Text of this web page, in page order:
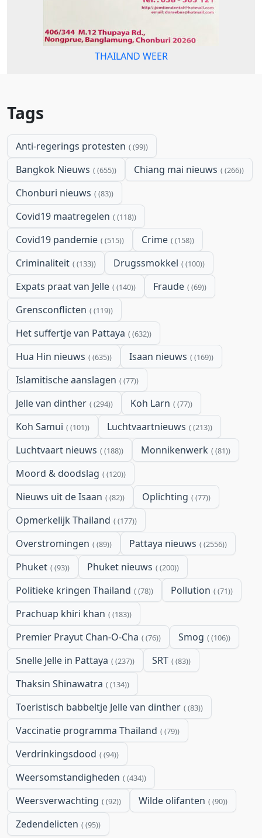
THAILAND WEER
Tags
Anti-regerings protesten (99)
Bangkok Nieuws (655) Chiang mai nieuws (266)
Chonburi nieuws (83)
Covid19 maatregelen (118)
Covid19 pandemie (515) Crime (158)
Criminaliteit (133) Drugssmokkel (100)
Expats praat van Jelle (140) Fraude (69)
Grensconflicten (119)
Het suffertje van Pattaya (632)
Hua Hin nieuws (635) Isaan nieuws (169)
Islamitische aanslagen (77)
Jelle van dinther (294) Koh Larn (77)
Koh Samui (101) Luchtvaartnieuws (213)
Luchtvaart nieuws (188) Monnikenwerk (81)
Moord & doodslag (120)
Nieuws uit de Isaan (82) Oplichting (77)
Opmerkelijk Thailand (177)
Overstromingen (89) Pattaya nieuws (2556)
Phuket (93) Phuket nieuws (200)
Politieke kringen Thailand (78) Pollution (71)
Prachuap khiri khan (183)
Premier Prayut Chan-O-Cha (76) Smog (106)
Snelle Jelle in Pattaya (237) SRT (83)
Thaksin Shinawatra (134)
Toeristisch babbeltje Jelle van dinther (83)
Vaccinatie programma Thailand (79)
Verdrinkingsdood (94)
Weersomstandigheden (434)
Weersverwachting (92) Wilde olifanten (90)
Zedendelicten (95)